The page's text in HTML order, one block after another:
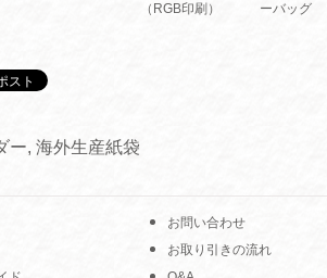
（RGB印刷）
ーバッグ
ー, 海外生産紙袋
お問い合わせ
お取り引きの流れ